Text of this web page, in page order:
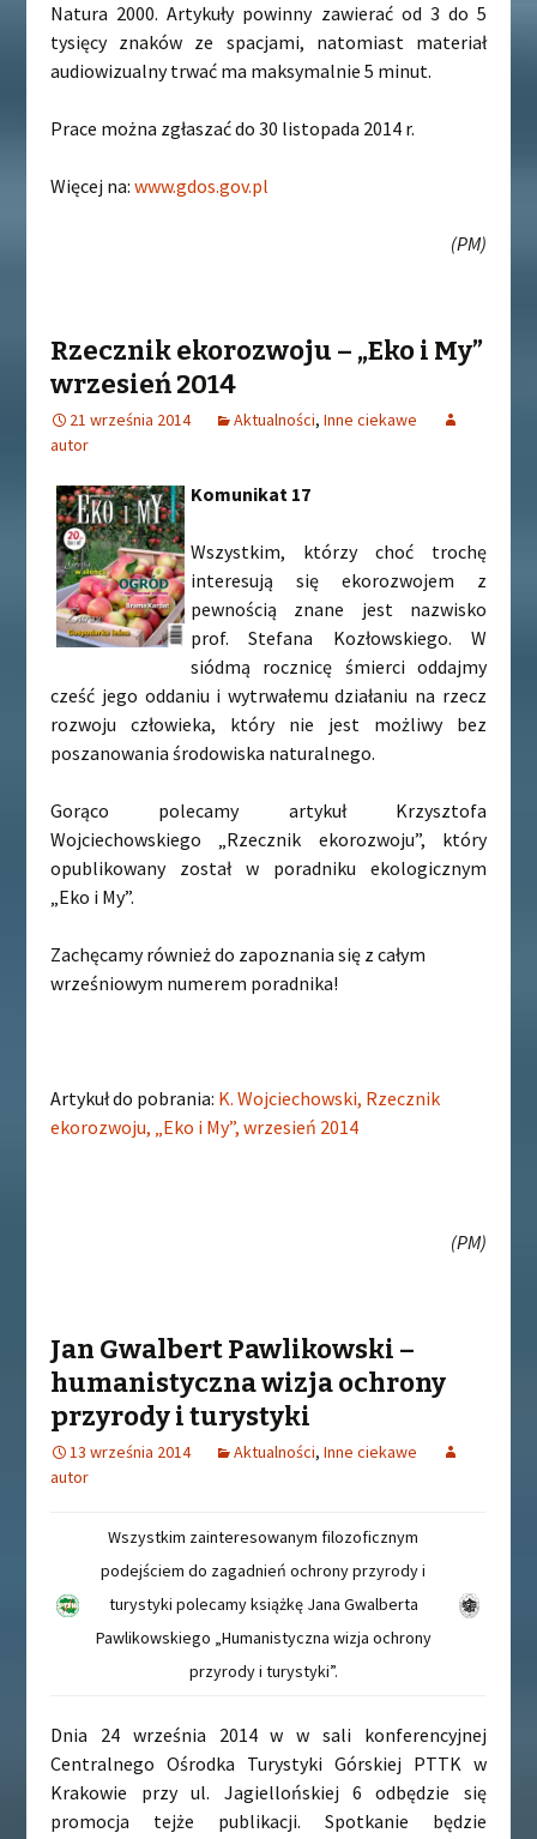
Natura 2000. Artykuły powinny zawierać od 3 do 5
tysięcy znaków ze spacjami, natomiast materiał
audiowizualny trwać ma maksymalnie 5 minut.
Prace można zgłaszać do 30 listopada 2014 r.
Więcej na:www.gdos.gov.pl
(PM)
Rzecznik ekorozwoju – „Eko i My”
wrzesień 2014
21 września 2014 Aktualności,Inne ciekawe
autor
Komunikat 17
Wszystkim, którzy choć trochę
interesują się ekorozwojem z
pewnością znane jest nazwisko
prof. Stefana Kozłowskiego. W
siódmą rocznicę śmierci oddajmy
cześć jego oddaniu i wytrwałemu działaniu na rzecz
rozwoju człowieka, który nie jest możliwy bez
poszanowania środowiska naturalnego.
Gorąco polecamy artykuł Krzysztofa
Wojciechowskiego „Rzecznik ekorozwoju”, który
opublikowany został w poradniku ekologicznym
„Eko i My”.
Zachęcamy również do zapoznania się z całym
wrześniowym numerem poradnika!
Artykuł do pobrania: K. Wojciechowski, Rzecznik
ekorozwoju, „Eko i My”, wrzesień 2014
(PM)
Jan Gwalbert Pawlikowski –
humanistyczna wizja ochrony
przyrody i turystyki
13 września 2014 Aktualności,Inne ciekawe
autor
Wszystkim zainteresowanym filozoficznym
podejściem do zagadnień ochrony przyrody i
turystyki polecamy książkę Jana Gwalberta
Pawlikowskiego „Humanistyczna wizja ochrony
przyrody i turystyki”.
Dnia 24 września 2014 w w sali konferencyjnej
Centralnego Ośrodka Turystyki Górskiej PTTK w
Krakowie przy ul. Jagiellońskiej 6 odbędzie się
promocja tejże publikacji. Spotkanie będzie